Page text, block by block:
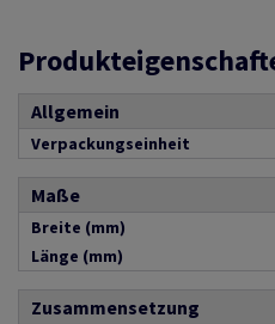
Allgemein
Verpackungseinheit
Maße
Breite (mm)
Länge (mm)
Zusammensetzung